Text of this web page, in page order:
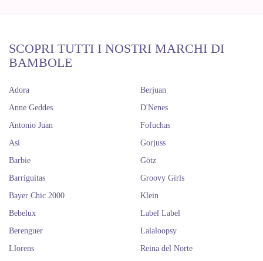
SCOPRI TUTTI I NOSTRI MARCHI DI
BAMBOLE
Adora
Anne Geddes
Antonio Juan
Así
Barbie
Barriguitas
Bayer Chic 2000
Bebelux
Berenguer
Berjuan
D'Nenes
Fofuchas
Gorjuss
Götz
Groovy Girls
Klein
Label Label
Lalaloopsy
Llorens
Reina del Norte